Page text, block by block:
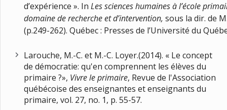
d’expérience ». In Les sciences humaines à l’école
domaine de recherche et d’intervention, sous la dir. de
(p.249-262). Québec : Presses de l’Université du
Larouche, M.-C. et M.-C. Loyer.(2014). « Le concept
de démocratie: qu'en comprennent les élèves du
primaire ?», Vivre le primaire, Revue de l'Association
québécoise des enseignantes et enseignants du
primaire, vol. 27, no. 1, p. 55-57.